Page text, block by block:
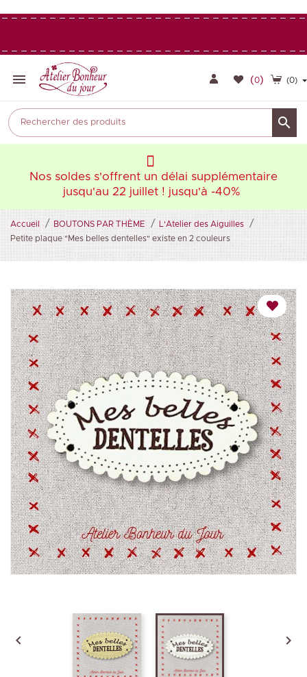
 (0)
(0)

Nos soldes s'offrent un délai supplémentaire
jusqu'au 22 juillet ! jusqu'à -40%
Accueil BOUTONS PAR THÈME
L'Atelier des Aiguilles
Petite plaque "Mes belles dentelles" existe en 2 couleurs
 